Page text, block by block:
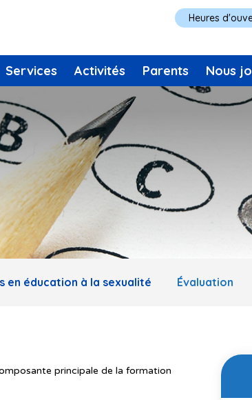
Heures
Services Activités Parents Nous
en éducation à la sexualité Évaluation
principale de la formation